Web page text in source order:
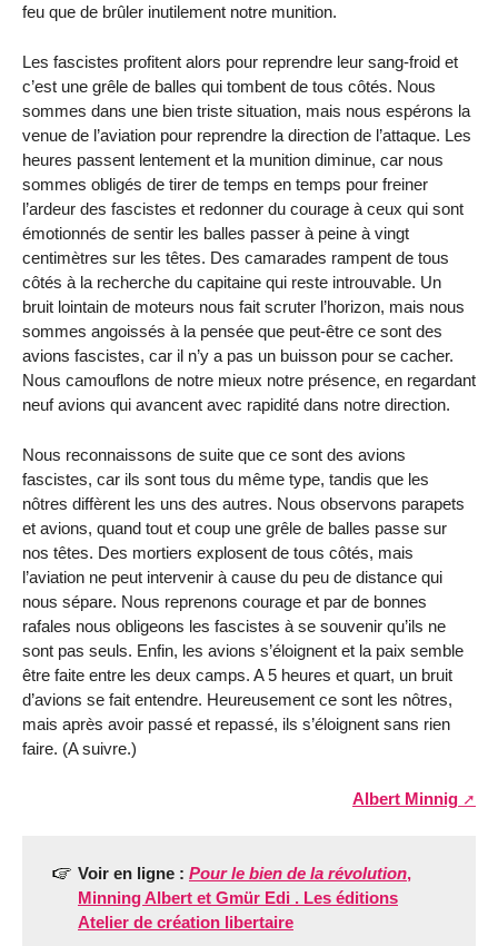
feu que de brûler inutilement notre munition.
Les fascistes profitent alors pour reprendre leur sang-froid et
c’est une grêle de balles qui tombent de tous côtés. Nous
sommes dans une bien triste situation, mais nous espérons la
venue de l’aviation pour reprendre la direction de l’attaque. Les
heures passent lentement et la munition diminue, car nous
sommes obligés de tirer de temps en temps pour freiner
l’ardeur des fascistes et redonner du courage à ceux qui sont
émotionnés de sentir les balles passer à peine à vingt
centimètres sur les têtes. Des camarades rampent de tous
côtés à la recherche du capitaine qui reste introuvable. Un
bruit lointain de moteurs nous fait scruter l’horizon, mais nous
sommes angoissés à la pensée que peut-être ce sont des
avions fascistes, car il n’y a pas un buisson pour se cacher.
Nous camouflons de notre mieux notre présence, en regardant
neuf avions qui avancent avec rapidité dans notre direction.
Nous reconnaissons de suite que ce sont des avions
fascistes, car ils sont tous du même type, tandis que les
nôtres diffèrent les uns des autres. Nous observons parapets
et avions, quand tout et coup une grêle de balles passe sur
nos têtes. Des mortiers explosent de tous côtés, mais
l’aviation ne peut intervenir à cause du peu de distance qui
nous sépare. Nous reprenons courage et par de bonnes
rafales nous obligeons les fascistes à se souvenir qu’ils ne
sont pas seuls. Enfin, les avions s’éloignent et la paix semble
être faite entre les deux camps. A 5 heures et quart, un bruit
d’avions se fait entendre. Heureusement ce sont les nôtres,
mais après avoir passé et repassé, ils s’éloignent sans rien
faire. (A suivre.)
Albert Minnig
Voir en ligne : Pour le bien de la révolution,
Minning Albert et Gmür Edi . Les éditions
Atelier de création libertaire